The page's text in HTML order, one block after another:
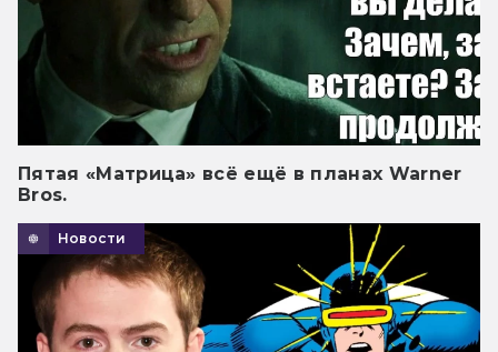
Пятая «Матрица» всё ещё в планах Warner
Bros.
Новости